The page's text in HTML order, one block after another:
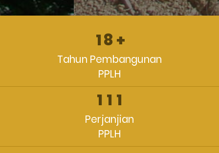
18+
Tahun Pembangunan
PPLH
1 1 1
Perjanjian
PPLH